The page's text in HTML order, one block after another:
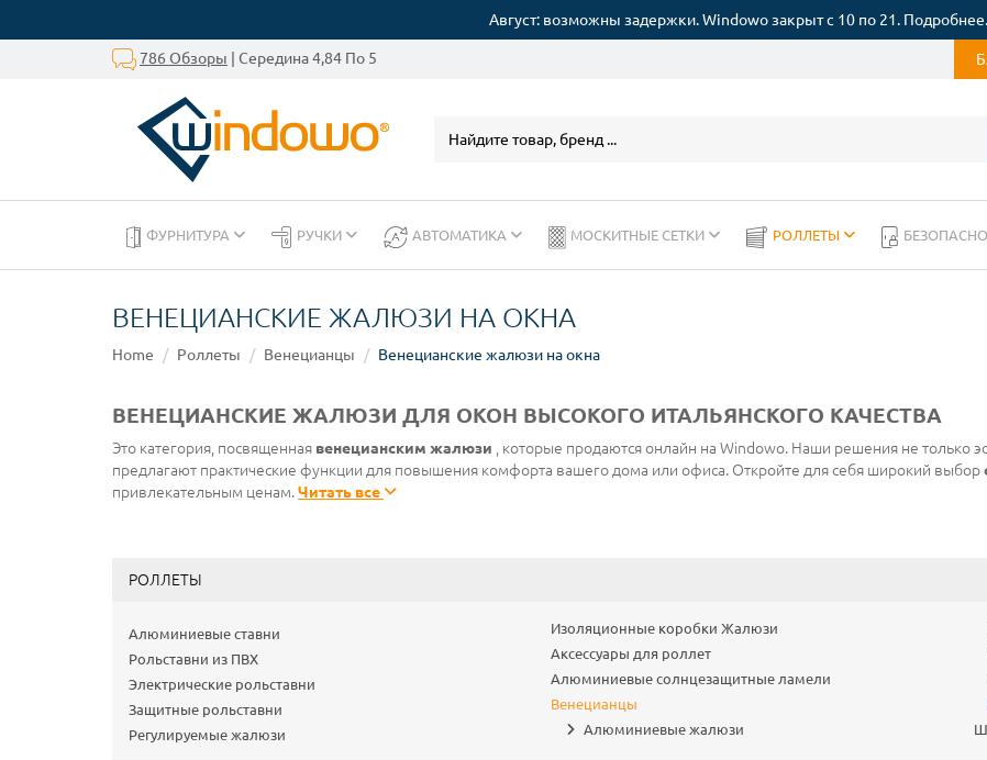
Август: возможны задержки. Windowo закрыт с 10 по 21. Подробнее.
786 Обзоры | Середина 4,84 По 5
ФУРНИТУРА РУЧКИ АВТОМАТИКА МОСКИТНЫЕ СЕТКИ РОЛЛЕТЫ
ВЕНЕЦИАНСКИЕ ЖАЛЮЗИ НА ОКНА
Home Роллеты Венецианцы Венецианские жалюзи на окна
ВЕНЕЦИАНСКИЕ ЖАЛЮЗИ ДЛЯ ОКОН ВЫСОКОГО ИТАЛЬЯНСКОГО КАЧЕСТВА
Это категория, посвященная венецианским жалюзи , которые продаются онлайн на Windowo. Наши решения не только
предлагают практические функции для повышения комфорта вашего дома или офиса. Откройте для себя широкий выбор
привлекательным ценам.Читать все
РОЛЛЕТЫ
Алюминиевые ставни
Рольставни из ПВХ
Электрические рольставни
Защитные рольставни
Регулируемые жалюзи
Изоляционные коробки Жалюзи
Аксессуары для роллет
Алюминиевые солнцезащитные ламели
Венецианцы
Алюминиевые жалюзи